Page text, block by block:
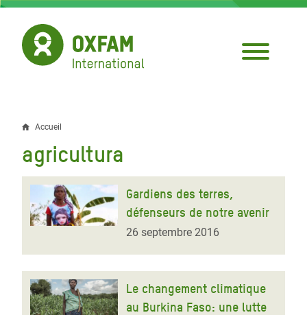
Aller
contenu
principal
Fil
d'Ariane
Accueil
agricultura
Gardiens des terres,
défenseurs de notre avenir
26 septembre 2016
Le changement climatique
au Burkina Faso: une lutte